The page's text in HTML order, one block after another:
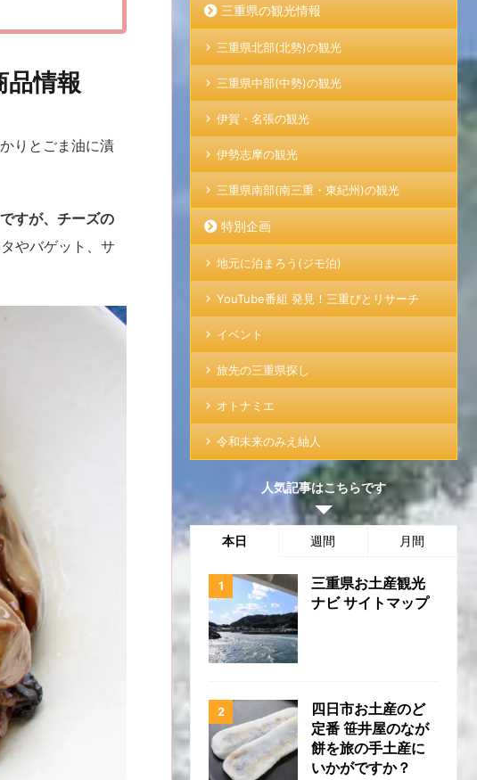
品情報
りとごま油に漬
すが、チーズの
やバゲット、サ
三重県の観光情報
三重県北部(北勢)の観光
三重県中部(中勢)の観光
伊賀・名張の観光
伊勢志摩の観光
三重県南部(南三重・東紀州)の観光
特別企画
地元に泊まろう(ジモ泊)
YouTube番組 発見！三重びとリサーチ
イベント
旅先の三重県探し
オトナミエ
令和未来のみえ紬人
人気記事はこちらです
本日 週間 月間
三重県お土産観光
ナビ サイトマップ
四日市お土産のど
定番 笹井屋のなが
餅を旅の手土産に
いかがですか？